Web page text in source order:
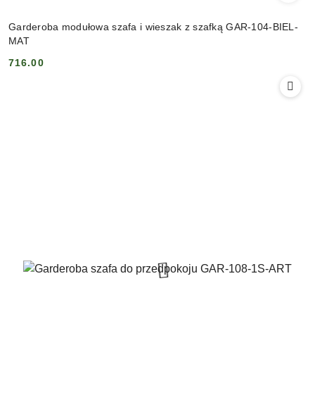
Garderoba modułowa szafa i wieszak z szafką GAR-104-BIEL-
MAT
Cena:
716.00